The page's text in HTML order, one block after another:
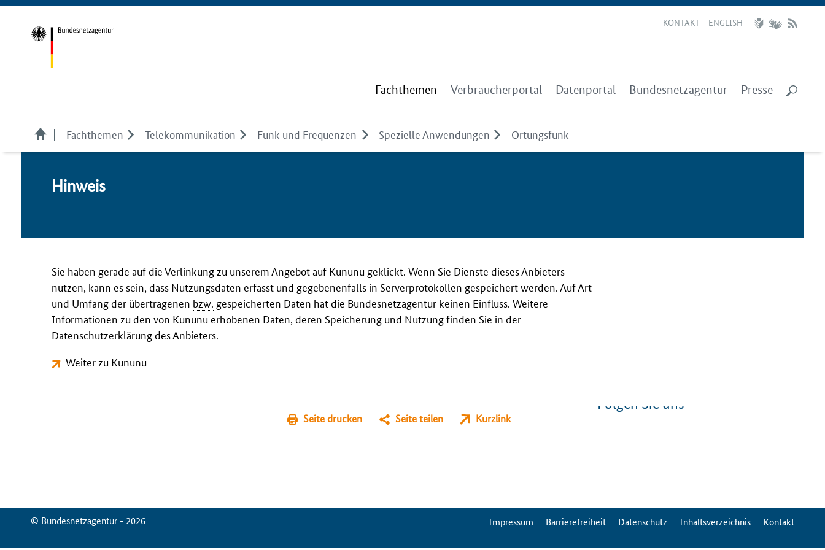
KONTAKT ENGLISH
Fachthemen Verbraucherportal Datenportal Bundesnetzagentur Presse
Fachthemen Telekom­munikation Funk und Frequenzen Spezielle Anwendungen Ortungsfunk
Hin­weis
Sie haben gerade auf die Verlinkung zu unserem Angebot auf Kununu geklickt. Wenn Sie Dienste dieses Anbieters
nutzen, kann es sein, dass Nutzungsdaten erfasst und gegebenenfalls in Serverprotokollen gespeichert werden. Auf Art
und Umfang der übertragenen bzw. gespeicherten Daten hat die Bundesnetzagentur keinen Einfluss. Weitere
Informationen zu den von Kununu erhobenen Daten, deren Speicherung und Nutzung finden Sie in der
Datenschutzerklärung des Anbieters.
Weiter zu Kununu
Seite drucken Seite teilen Kurzlink
Folgen Sie uns
© Bundesnetzagentur - 2026 ServiceMenuImpressum Barrierefreiheit Datenschutz Inhaltsverzeichnis Kontakt